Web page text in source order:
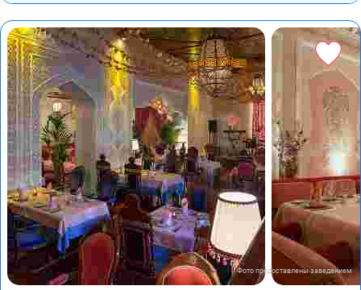
Фото предоставлены заведением